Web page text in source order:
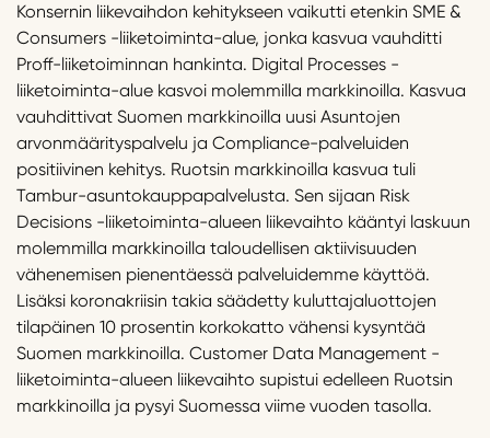
Konsernin liikevaihdon kehitykseen vaikutti etenkin SME &
Consumers -liiketoiminta-alue, jonka kasvua vauhditti
Proff-liiketoiminnan hankinta. Digital Processes -
liiketoiminta-alue kasvoi molemmilla markkinoilla. Kasvua
vauhdittivat Suomen markkinoilla uusi Asuntojen
arvonmäärityspalvelu ja Compliance-palveluiden
positiivinen kehitys. Ruotsin markkinoilla kasvua tuli
Tambur-asuntokauppapalvelusta. Sen sijaan Risk
Decisions -liiketoiminta-alueen liikevaihto kääntyi laskuun
molemmilla markkinoilla taloudellisen aktiivisuuden
vähenemisen pienentäessä palveluidemme käyttöä.
Lisäksi koronakriisin takia säädetty kuluttajaluottojen
tilapäinen 10 prosentin korkokatto vähensi kysyntää
Suomen markkinoilla. Customer Data Management -
liiketoiminta-alueen liikevaihto supistui edelleen Ruotsin
markkinoilla ja pysyi Suomessa viime vuoden tasolla.